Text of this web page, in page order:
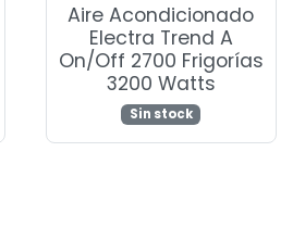
Aire Acondicionado
Electra Trend A
On/Off 2700 Frigorías
3200 Watts
Sin stock